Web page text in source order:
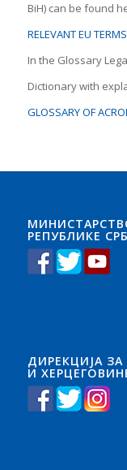
BiH) can be found
RELEVANT EU TERMS
In the Glossary
Dictionary with
GLOSSARY OF
РЕПУБЛИКЕ
ДИРЕКЦИЈА ЗА
И